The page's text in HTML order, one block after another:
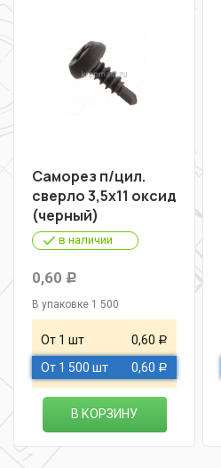
Саморез п/цил.
сверло 3,5х11 оксид
(черный)
в наличии
0,60 Р
В упаковке 1 500
От 1 шт 0,60 Р
От 1 500 шт 0,60 Р
В КОРЗИНУ